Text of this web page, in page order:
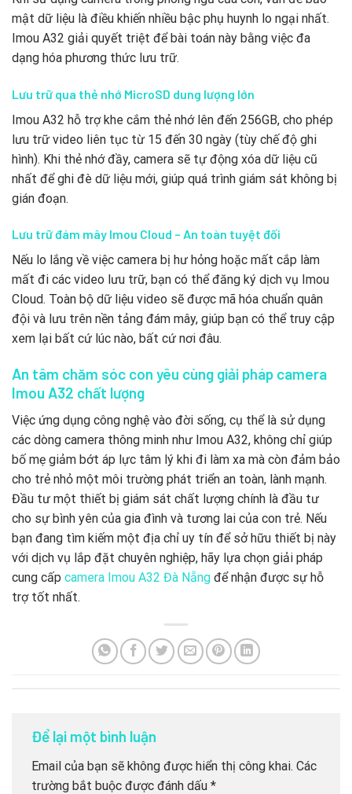
mật dữ liệu là điều khiến nhiều bậc phụ huynh lo ngại nhất.
Imou A32 giải quyết triệt để bài toán này bằng việc đa
dạng hóa phương thức lưu trữ.
Lưu trữ qua thẻ nhớ MicroSD dung lượng lớn
Imou A32 hỗ trợ khe cắm thẻ nhớ lên đến 256GB, cho phép
lưu trữ video liên tục từ 15 đến 30 ngày (tùy chế độ ghi
hình). Khi thẻ nhớ đầy, camera sẽ tự động xóa dữ liệu cũ
nhất để ghi đè dữ liệu mới, giúp quá trình giám sát không bị
gián đoạn.
Lưu trữ đám mây Imou Cloud – An toàn tuyệt đối
Nếu lo lắng về việc camera bị hư hỏng hoặc mất cắp làm
mất đi các video lưu trữ, bạn có thể đăng ký dịch vụ Imou
Cloud. Toàn bộ dữ liệu video sẽ được mã hóa chuẩn quân
đội và lưu trên nền tảng đám mây, giúp bạn có thể truy cập
xem lại bất cứ lúc nào, bất cứ nơi đâu.
An tâm chăm sóc con yêu cùng giải pháp camera
Imou A32 chất lượng
Việc ứng dụng công nghệ vào đời sống, cụ thể là sử dụng
các dòng camera thông minh như Imou A32, không chỉ giúp
bố mẹ giảm bớt áp lực tâm lý khi đi làm xa mà còn đảm bảo
cho trẻ nhỏ một môi trường phát triển an toàn, lành mạnh.
Đầu tư một thiết bị giám sát chất lượng chính là đầu tư
cho sự bình yên của gia đình và tương lai của con trẻ. Nếu
bạn đang tìm kiếm một địa chỉ uy tín để sở hữu thiết bị này
với dịch vụ lắp đặt chuyên nghiệp, hãy lựa chọn giải pháp
cung cấp camera Imou A32 Đà Nẵng để nhận được sự hỗ
trợ tốt nhất.
Để lại một bình luận
Email của bạn sẽ không được hiển thị công khai. Các
trường bắt buộc được đánh dấu *